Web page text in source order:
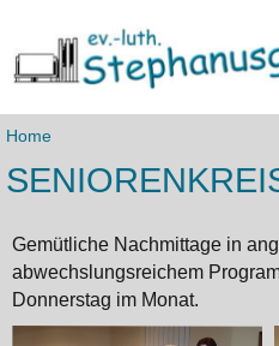
Home
Gemütliche Nachmittage in
abwechslungsreichem
Donnerstag im Monat.